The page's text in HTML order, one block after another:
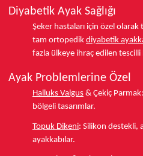
Diyabetik Ayak Sağlığı
Şeker hastaları için özel olarak
tam ortopedik diyabetik
fazla ülkeye ihraç edilen
Ayak Problemlerine Özel
Halluks Valgus & Çekiç Parmak:
bölgeli tasarımlar.
Topuk Dikeni: Silikon destekli,
ayakkabılar.